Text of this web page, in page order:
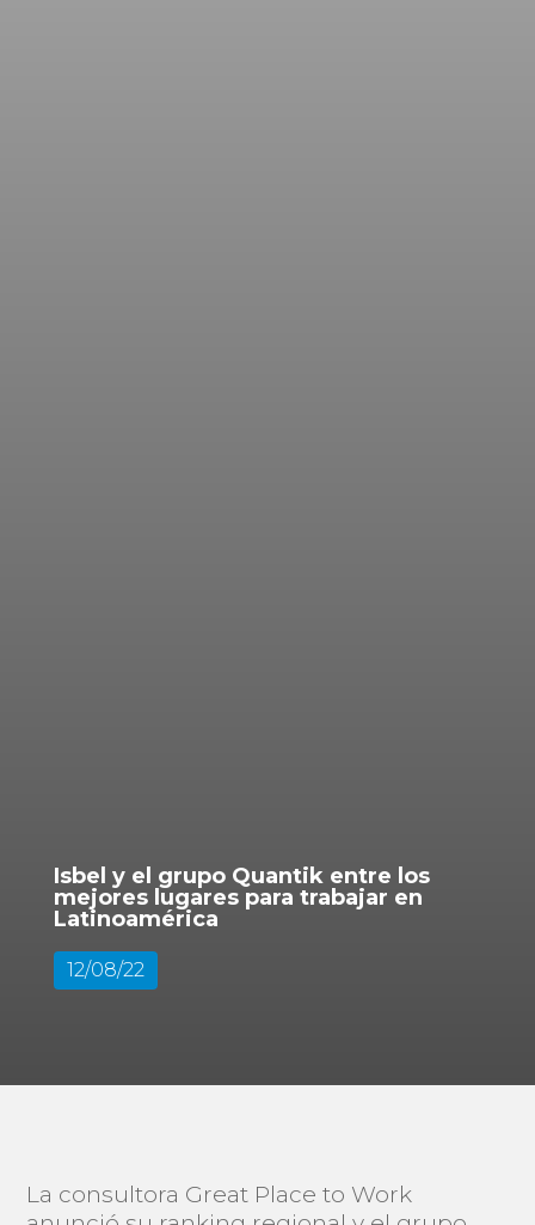
Isbel y el grupo Quantik entre los
mejores lugares para trabajar en
Latinoamérica
12/08/22
La consultora Great Place to Work